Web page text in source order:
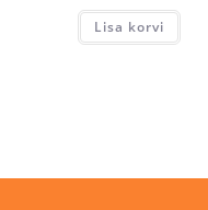
Lisa korvi